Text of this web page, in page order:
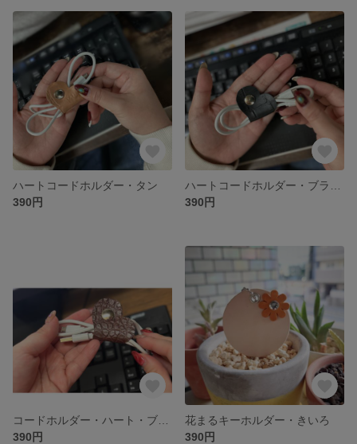
ハートコードホルダー・タン
390円
390円
390円
花まるキーホルダー・きいろ
390円